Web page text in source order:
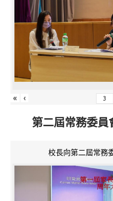
« ‹
第二屆常務委
校長向第二屆常務